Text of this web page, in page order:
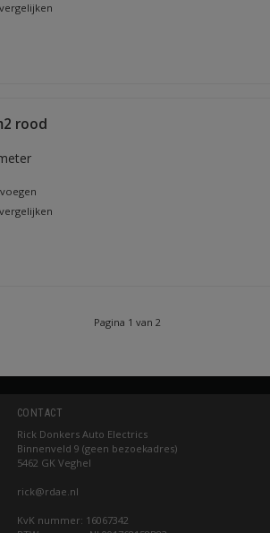
rood
Pagina 1 van 2
CONTACT
Rick Donkers Auto Electrics
Binnenveld 9 (geen bezoekadres)
5462 GK Veghel
rick@rdae.nl
KvK nummer: 16067342